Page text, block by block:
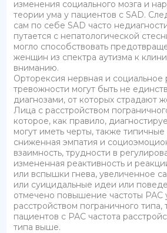
изменения социального мозга и
теории ума у пациентов с SAD.
сам по себе SAD часто
путается с непатологической
могло способствовать
женщин из спектра аутизма к
вниманию.
Орторексия нервная и социальное
тревожности могут быть не
диагнозами, от которых страдают
Лица с расстройством
которое, как правило,
могут иметь черты, также
сниженная эмпатия и
взаимность, трудности в
измененная реактивность и
или вспышки гнева, увеличенное
или суицидальные идеи или
отмечено повышение частоты РАС
расстройством пограничного типа,
пациентов с РАС частота
типа выше.